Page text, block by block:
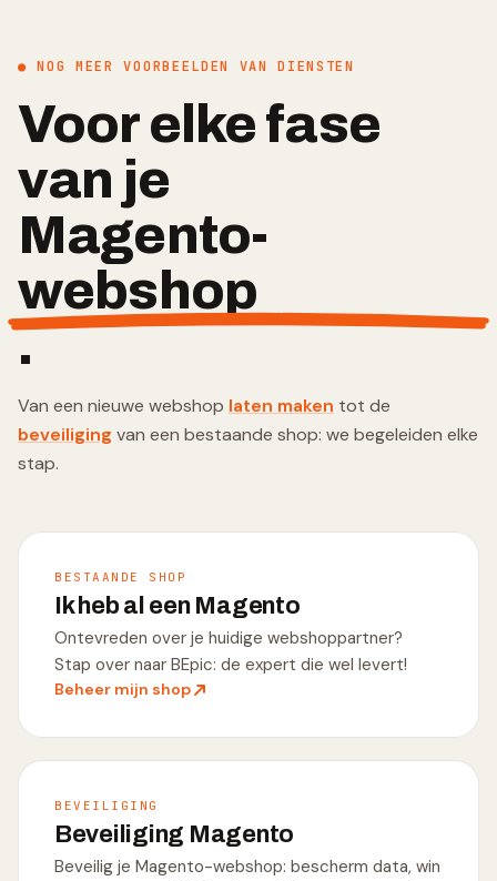
● NOG MEER VOORBEELDEN VAN DIENSTEN
Voor elke fase
van je
Magento-
webshop
.
Van een nieuwe webshop laten maken tot de
beveiliging van een bestaande shop: we begeleiden elke
stap.
BESTAANDE SHOP
Ik heb al een Magento
Ontevreden over je huidige webshoppartner?
Stap over naar BEpic: de expert die wel levert!
Beheer mijn shop
BEVEILIGING
Beveiliging Magento
Beveilig je Magento-webshop: bescherm data, win